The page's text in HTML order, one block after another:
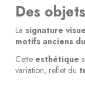
Des
La signature
motifs anciens
Cette esthétique
variation, reflet du